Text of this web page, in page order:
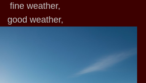
fine weather,
good weather,